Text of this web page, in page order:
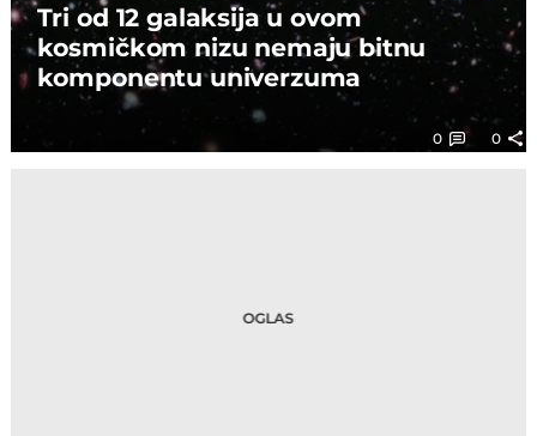
Tri od 12 galaksija u ovom
kosmičkom nizu nemaju bitnu
komponentu univerzuma
0 0